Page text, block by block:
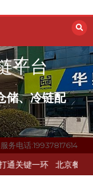
平台
储、冷链配
务电话:19937817614
冷链配送如何打通关